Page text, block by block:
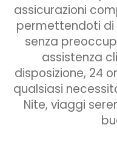
assicurazioni
permettendoti
senza
assistenza
disposizione, 24
qualsiasi
Nite, viaggi